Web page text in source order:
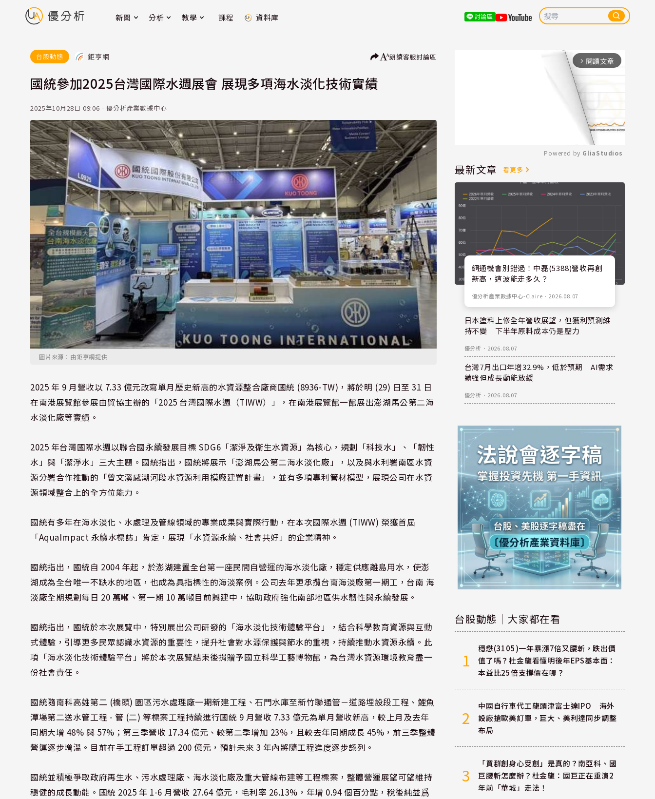
新聞 分析 教學 課程 資料庫 討論區
台股動態 鉅亨網 朗讀客服討論區
國統參加2025台灣國際水週展會 展現多項海水淡化技術實績
2025年10月28日 09:06 - 優分析產業數據中心
圖片來源：由鉅亨網提供
2025 年 9 月營收以 7.33 億元改寫單月歷史新高的水資源整合廠商國統 (8936-TW)，將於明 (29) 日至 31 日
在南港展覽館參展由貿協主辦的「2025 台灣國際水週（TIWW）」，在南港展覽館一館展出澎湖馬公第二海
水淡化廠等實績。
2025 年台灣國際水週以聯合國永續發展目標 SDG6「潔淨及衛生水資源」為核心，規劃「科技水」、「韌性
水」與「潔淨水」三大主題。國統指出，國統將展示「澎湖馬公第二海水淡化廠」，以及與水利署南區水資
源分署合作推動的「曾文溪感潮河段水資源利用模廠建置計畫」，並有多項專利管材模型，展現公司在水資
源領域整合上的全方位能力。
國統有多年在海水淡化、水處理及管線領域的專業成果與實際行動，在本次國際水週 (TIWW) 榮獲首屆
「AquaImpact 永續水標誌」肯定，展現「水資源永續、社會共好」的企業精神。
國統指出，國統自 2004 年起，於澎湖建置全台第一座民間自營運的海水淡化廠，穩定供應離島用水，使澎
湖成為全台唯一不缺水的地區，也成為具指標性的海淡案例。公司去年更承攬台南海淡廠第一期工，台南 海
淡廠全期規劃每日 20 萬噸、第一期 10 萬噸目前興建中，協助政府強化南部地區供水韌性與永續發展。
國統指出，國統於本次展覽中，特別展出公司研發的「海水淡化技術體驗平台」，結合科學教育資源與互動
式體驗，引導更多民眾認識水資源的重要性，提升社會對水源保護與節水的重視，持續推動水資源永續。此
項「海水淡化技術體驗平台」將於本次展覽結束後捐贈予國立科學工藝博物館，為台灣水資源環境教育盡一
份社會責任。
國統隨南科高雄第二 (橋頭) 園區污水處理廠一期新建工程、石門水庫至新竹聯通管－道路埋設段工程、鯉魚
潭場第二送水管工程 - 管 (二) 等標案工程持續進行國統 9 月營收 7.33 億元為單月營收新高，較上月及去年
同期大增 48% 與 57%；第三季營收 17.34 億元、較第二季增加 23%，且較去年同期成長 45%，前三季整體
營運逐步增溫。目前在手工程訂單超過 200 億元，預計未來 3 年內將隨工程進度逐步認列。
國統並積極爭取政府再生水、污水處理廠、海水淡化廠及重大管線布建等工程標案，整體營運展望可望維持
穩健的成長動能。國統 2025 年 1-6 月營收 27.64 億元，毛利率 26.13%，年增 0.94 個百分點，稅後純益爲
arrow_forward_ios 閱讀文章
Mute
Powered by GliaStudios
最新文章 看更多
網通機會別錯過！中磊(5388)營收再創
新高，這波能走多久？
優分析產業數據中心-Claire ． 2026.08.07
日本塗料上修全年營收展望，但獲利預測維
持不變 下半年原料成本仍是壓力
優分析 ． 2026.08.07
台灣7月出口年增32.9%，低於預期 AI需求
續強但成長動能放緩
優分析 ． 2026.08.07
台股動態｜大家都在看
1
穩懋(3105)一年暴漲7倍又腰斬，跌出價
值了嗎？杜金龍看懂明後年EPS基本面：
本益比25倍支撐價在哪？
2
中國自行車代工龍頭津富士達IPO 海外
設廠搶歐美訂單，巨大、美利達同步調整
布局
3
「買群創身心受創」是真的？南亞科、國
巨腰斬怎麼辦？杜金龍：國巨正在重演2
年前「華城」走法！